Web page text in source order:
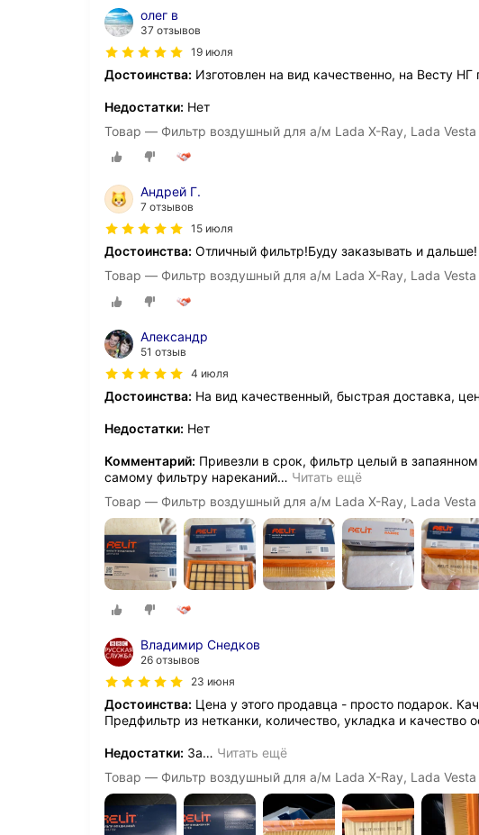
олег в
37 отзывов
19 июля
Достоинства: Изготовлен на вид качественно, на Весту НГ
Недостатки: Нет
Товар — Фильтр воздушный для а/м Lada X-Ray, Lada Vesta
Андрей Г.
7 отзывов
15 июля
Достоинства: Отличный фильтр!Буду заказывать и дальше!
Товар — Фильтр воздушный для а/м Lada X-Ray, Lada Vesta
Александр
51 отзыв
4 июля
Достоинства: На вид качественный, быстрая доставка,
Недостатки: Нет
Комментарий: Привезли в срок, фильтр целый в
самому фильтру нареканий… Читать ещё
Товар — Фильтр воздушный для а/м Lada X-Ray, Lada Vesta
Владимир Снедков
26 отзывов
23 июня
Достоинства: Цена у этого продавца - просто подарок.
Предфильтр из нетканки, количество, укладка и качество
Недостатки: За… Читать ещё
Товар — Фильтр воздушный для а/м Lada X-Ray, Lada Vesta